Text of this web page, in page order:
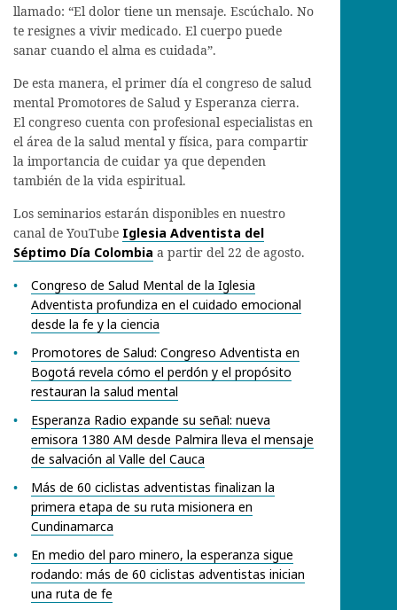
llamado: “El dolor tiene un mensaje. Escúchalo. No
te resignes a vivir medicado. El cuerpo puede
sanar cuando el alma es cuidada”.
De esta manera, el primer día el congreso de salud
mental Promotores de Salud y Esperanza cierra.
El congreso cuenta con profesional especialistas en
el área de la salud mental y física, para compartir
la importancia de cuidar ya que dependen
también de la vida espiritual.
Los seminarios estarán disponibles en nuestro
canal de YouTube Iglesia Adventista del
Séptimo Día Colombia a partir del 22 de agosto.
Congreso de Salud Mental de la Iglesia
Adventista profundiza en el cuidado emocional
desde la fe y la ciencia
Promotores de Salud: Congreso Adventista en
Bogotá revela cómo el perdón y el propósito
restauran la salud mental
Esperanza Radio expande su señal: nueva
emisora 1380 AM desde Palmira lleva el mensaje
de salvación al Valle del Cauca
Más de 60 ciclistas adventistas finalizan la
primera etapa de su ruta misionera en
Cundinamarca
En medio del paro minero, la esperanza sigue
rodando: más de 60 ciclistas adventistas inician
una ruta de fe